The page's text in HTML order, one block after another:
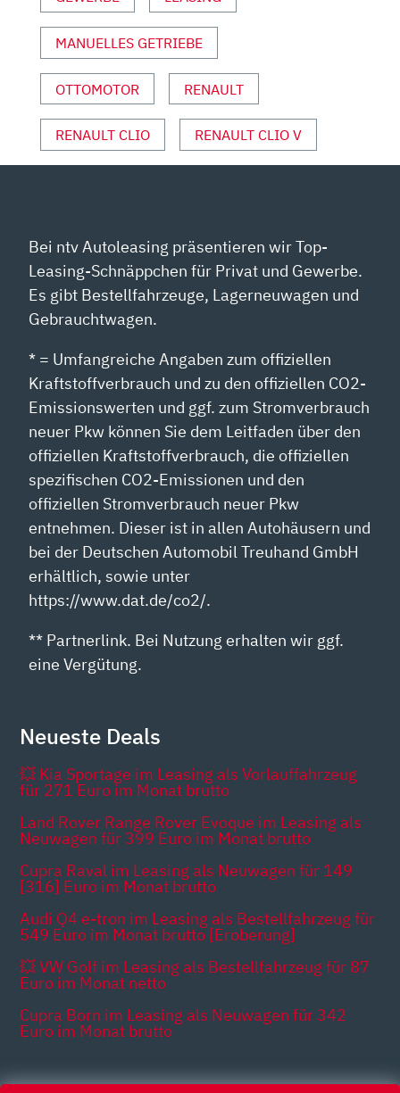
SPORT“
VON
ANZEIGEN
MANUELLES GETRIEBE
OTTOMOTOR RENAULT
RENAULT CLIO RENAULT CLIO V
Bei ntv Autoleasing präsentieren wir Top-
Leasing-Schnäppchen für Privat und Gewerbe.
Es gibt Bestellfahrzeuge, Lagerneuwagen und
Gebrauchtwagen.
* = Umfangreiche Angaben zum offiziellen
Kraftstoffverbrauch und zu den offiziellen CO2-
Emissionswerten und ggf. zum Stromverbrauch
neuer Pkw können Sie dem Leitfaden über den
offiziellen Kraftstoffverbrauch, die offiziellen
spezifischen CO2-Emissionen und den
offiziellen Stromverbrauch neuer Pkw
entnehmen. Dieser ist in allen Autohäusern und
bei der Deutschen Automobil Treuhand GmbH
erhältlich, sowie unter
https://www.dat.de/co2/.
** Partnerlink. Bei Nutzung erhalten wir ggf.
eine Vergütung.
Neueste Deals
💥 Kia Sportage im Leasing als Vorlauffahrzeug
für 271 Euro im Monat brutto
Land Rover Range Rover Evoque im Leasing als
Neuwagen für 399 Euro im Monat brutto
Cupra Raval im Leasing als Neuwagen für 149
[316] Euro im Monat brutto
Audi Q4 e-tron im Leasing als Bestellfahrzeug für
549 Euro im Monat brutto [Eroberung]
💥 VW Golf im Leasing als Bestellfahrzeug für 87
Euro im Monat netto
Cupra Born im Leasing als Neuwagen für 342
Euro im Monat brutto